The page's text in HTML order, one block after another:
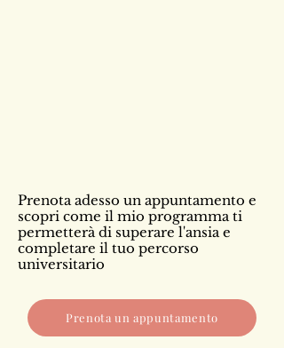
Prenota adesso un appuntamento e
scopri come il mio programma ti
permetterà di superare l'ansia e
completare il tuo percorso
universitario
Prenota un appuntamento